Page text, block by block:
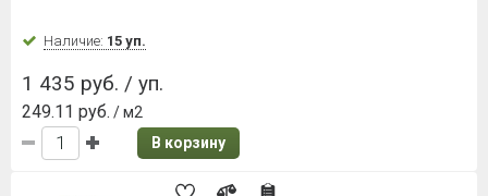
Наличие: 15 уп.
1 435 руб. / уп.
249.11 руб. / м2
В корзину